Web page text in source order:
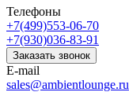
Телефоны
+7(499)553-06-70
+7(930)036-83-91
Заказать звонок
E-mail
sales@ambientlounge.ru